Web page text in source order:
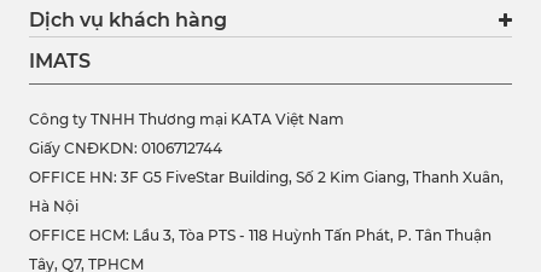
Dịch vụ khách hàng
IMATS
Công ty TNHH Thương mại KATA Việt Nam
Giấy CNĐKDN: 0106712744
OFFICE HN: 3F G5 FiveStar Building, Số 2 Kim Giang, Thanh Xuân,
Hà Nội
OFFICE HCM: Lầu 3, Tòa PTS - 118 Huỳnh Tấn Phát, P. Tân Thuận
Tây, Q7, TPHCM